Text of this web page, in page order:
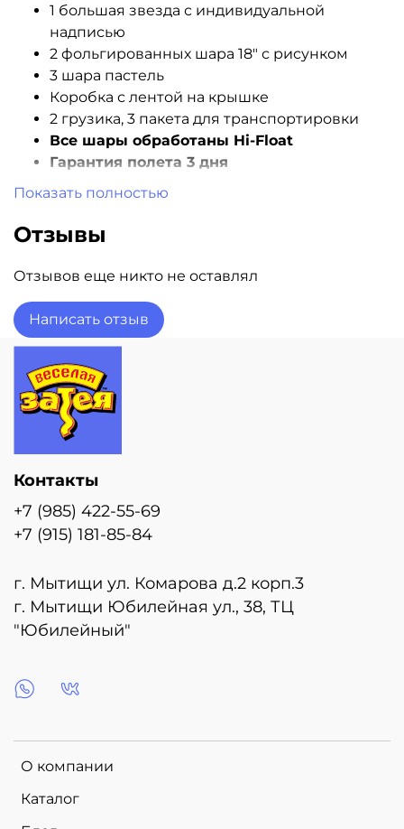
1 большая звезда с индивидуальной
надписью
2 фольгированных шара 18" с рисунком
3 шара пастель
Коробка с лентой на крышке
2 грузика, 3 пакета для транспортировки
Все шары обработаны Hi-Float
Гарантия полета 3 дня
Доставка шаров в день заказа! Звоните!
Показать полностью
Отзывы
Отзывов еще никто не оставлял
Написать отзыв
О компании
Каталог
Контакты
+7 (985) 422-55-69
+7 (915) 181-85-84
г. Мытищи ул. Комарова д.2 корп.3
г. Мытищи Юбилейная ул., 38, ТЦ
"Юбилейный"